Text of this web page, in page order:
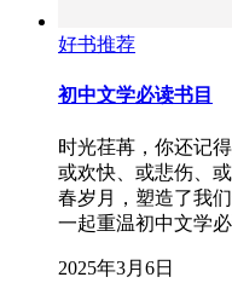
好书推荐
初中文学必读书目
时光荏苒，你还记
或欢快、或悲伤、
春岁月，塑造了我
一起重温初中文学
2025年3月6日